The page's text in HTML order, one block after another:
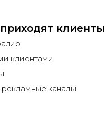
клиентами
каналы